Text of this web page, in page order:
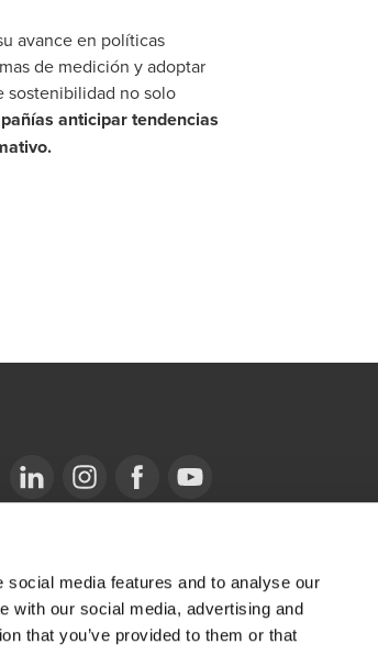
media features and to analyse our
with our social media, advertising and
that you’ve provided to them or that
avance en políticas
de medición y adoptar
sostenibilidad no solo
anticipar tendencias
International Limited, una compañía limitada por garantía del